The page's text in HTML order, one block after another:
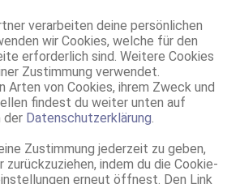
verarbeiten deine persönlichen
wir Cookies, welche für den
erforderlich sind. Weitere Cookies
Zustimmung verwendet.
Arten von Cookies, ihrem Zweck und
findest du weiter unten auf
der Datenschutzerklärung
Zustimmung jederzeit zu geben,
zurückzuziehen, indem du die Cookie-
erneut öffnest. Den Link
dunkelblond, schulterlang,
glatt
braun
bräunlich
Deutsch
Englisch
Franz.
Franz. bei Ihr
Franz. beidseitig